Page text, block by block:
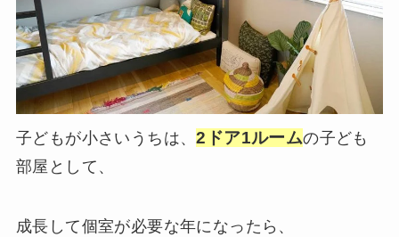
子どもが小さいうちは、2ドア1ルームの子ども
部屋として、
成長して個室が必要な年になったら、